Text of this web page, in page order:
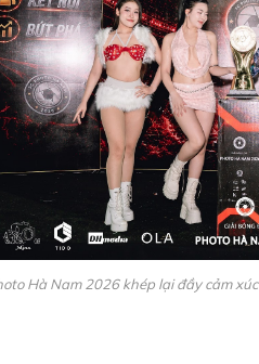
Hà Nam 2026 khép lại đầy cảm xúc